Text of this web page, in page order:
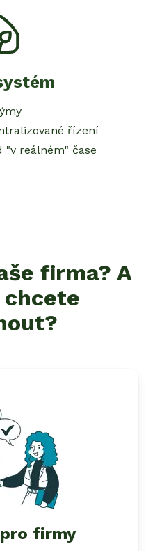
řízení
"v reálném" čase
firma? A
chcete
firmy